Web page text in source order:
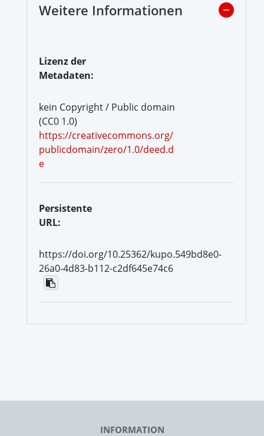
Weitere Informationen
Lizenz der
Metadaten:
kein Copyright / Public domain
(CC0 1.0)
https://creativecommons.org/
publicdomain/zero/1.0/deed.d
e
Persistente
URL:
https://doi.org/10.25362/kupo.549bd8e0-
26a0-4d83-b112-c2df645e74c6
INFORMATION